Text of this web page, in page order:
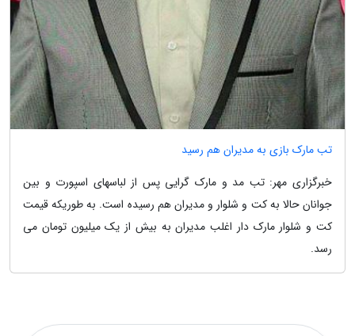
تب مارک بازی به مدیران هم رسید
خبرگزاری مهر: تب مد و مارک گرایی پس از لباسهای اسپورت و بین
جوانان حالا به کت و شلوار و مدیران هم رسیده است. به طوریکه قیمت
کت و شلوار مارک دار اغلب مدیران به بیش از یک میلیون تومان می
رسد.